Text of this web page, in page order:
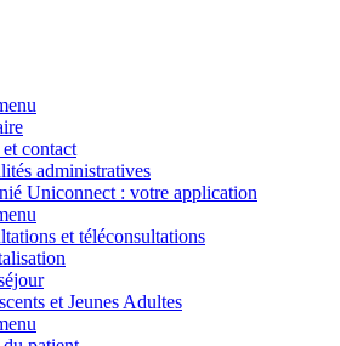
contact
administratives
Uniconnect : votre application
et téléconsultations
et Jeunes Adultes